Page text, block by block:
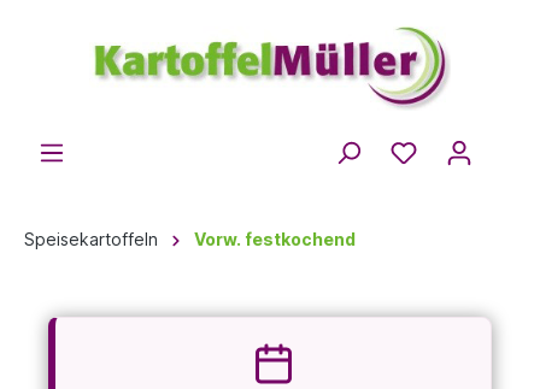
Speisekartoffeln Vorw. festkochend